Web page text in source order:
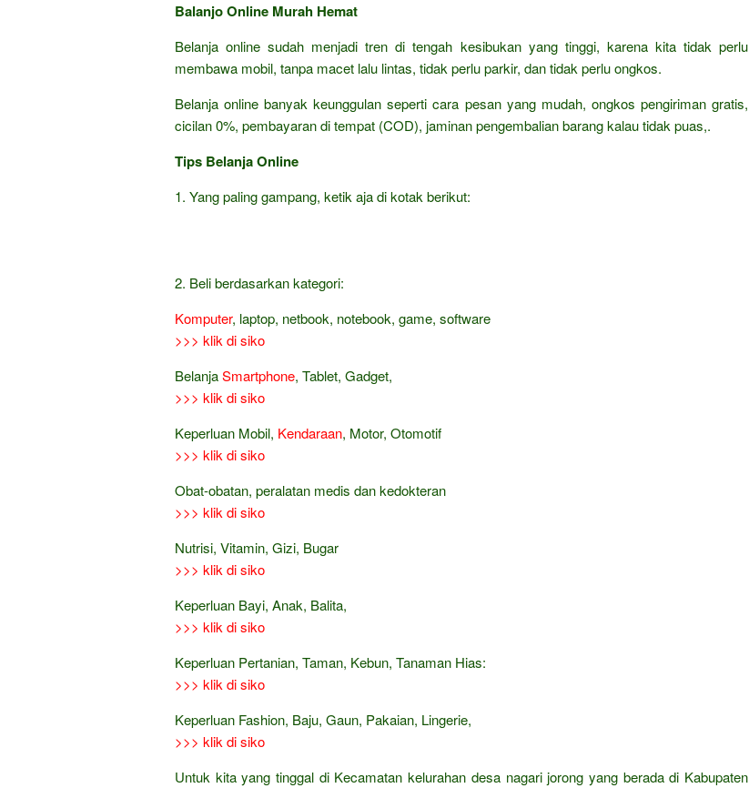
Balanjo Online Murah Hemat
Belanja online sudah menjadi tren di tengah kesibukan yang tinggi, karena kita tidak perlu
membawa mobil, tanpa macet lalu lintas, tidak perlu parkir, dan tidak perlu ongkos.
Belanja online banyak keunggulan seperti cara pesan yang mudah, ongkos pengiriman gratis,
cicilan 0%, pembayaran di tempat (COD), jaminan pengembalian barang kalau tidak puas,.
Tips Belanja Online
1. Yang paling gampang, ketik aja di kotak berikut:
2. Beli berdasarkan kategori:
Komputer, laptop, netbook, notebook, game, software
>>> klik di siko
BelanjaSmartphone, Tablet, Gadget,
>>> klik di siko
Keperluan Mobil, Kendaraan, Motor, Otomotif
>>> klik di siko
Obat-obatan, peralatan medis dan kedokteran
>>> klik di siko
Nutrisi, Vitamin, Gizi, Bugar
>>> klik di siko
Keperluan Bayi, Anak, Balita,
>>> klik di siko
Keperluan Pertanian, Taman, Kebun, Tanaman Hias:
>>> klik di siko
Keperluan Fashion, Baju, Gaun, Pakaian, Lingerie,
>>> klik di siko
Untuk kita yang tinggal di Kecamatan kelurahan desa nagari jorong yang berada di Kabupaten